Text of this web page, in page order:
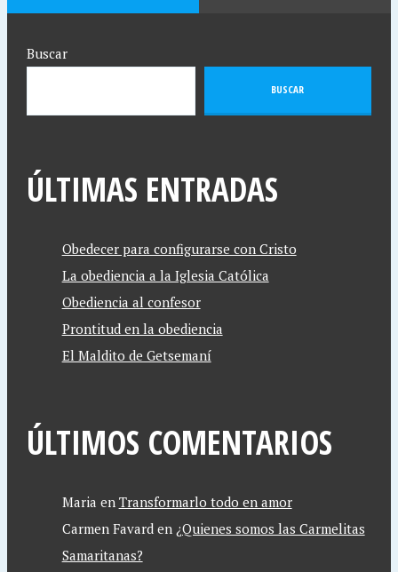
Buscar
BUSCAR
ÚLTIMAS ENTRADAS
Obedecer para configurarse con Cristo
La obediencia a la Iglesia Católica
Obediencia al confesor
Prontitud en la obediencia
El Maldito de Getsemaní
ÚLTIMOS COMENTARIOS
Maria en Transformarlo todo en amor
Carmen Favarden ¿Quienes somos las Carmelitas
Samaritanas?